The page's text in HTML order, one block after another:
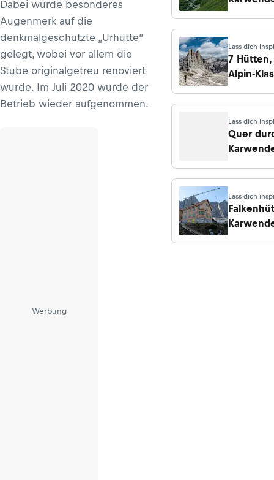
Dabei wurde besonderes
Augenmerk auf die
denkmalgeschützte „Urhütte“
gelegt, wobei vor allem die
Stube originalgetreu renoviert
wurde. Im Juli 2020 wurde der
Betrieb wieder aufgenommen.
Werbung
sind
Lass dich
7 Hütten,
Alpin-
Lass dich
Quer
Kindern
Lass dich